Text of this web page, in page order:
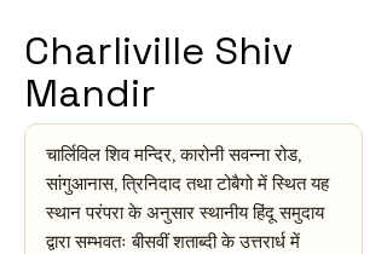
Charliville Shiv
Mandir
चार्लिविल शिव मन्दिर, कारोनी सवन्ना रोड,
सांगुआनास, त्रिनिदाद तथा टोबैगो में स्थित यह
स्थान परंपरा के अनुसार स्थानीय हिंदू समुदाय
द्वारा सम्भवतः बीसवीं शताब्दी के उत्तरार्ध में